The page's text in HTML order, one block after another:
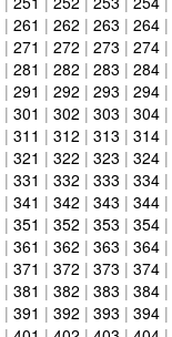
| 261 | 262 | 263 | 264 |
| 271 | 272 | 273 | 274 |
| 281 | 282 | 283 | 284 |
| 291 | 292 | 293 | 294 |
| 301 | 302 | 303 | 304 |
| 311 | 312 | 313 | 314 |
| 321 | 322 | 323 | 324 |
| 331 | 332 | 333 | 334 |
| 341 | 342 | 343 | 344 |
| 351 | 352 | 353 | 354 |
| 361 | 362 | 363 | 364 |
| 371 | 372 | 373 | 374 |
| 381 | 382 | 383 | 384 |
| 391 | 392 | 393 | 394 |